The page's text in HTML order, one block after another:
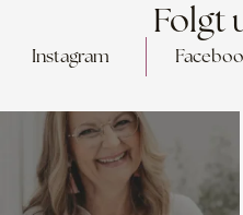
Folgt
Instagram